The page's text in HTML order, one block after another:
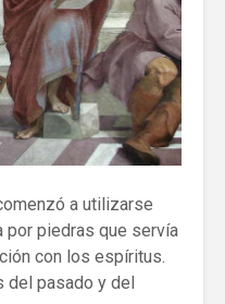
a utilizarse
por piedras que servía
con los espíritus.
del pasado y del